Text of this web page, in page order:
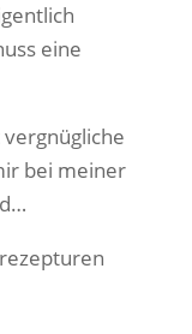
eine
bei meiner